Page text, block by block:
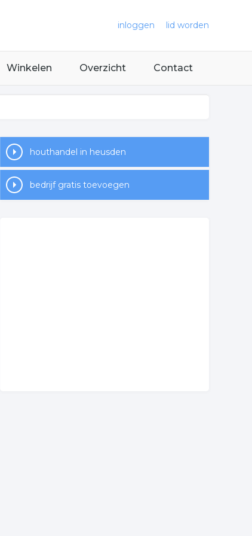
inloggen lid worden
Winkelen Overzicht Contact
houthandel in heusden
bedrijf gratis toevoegen